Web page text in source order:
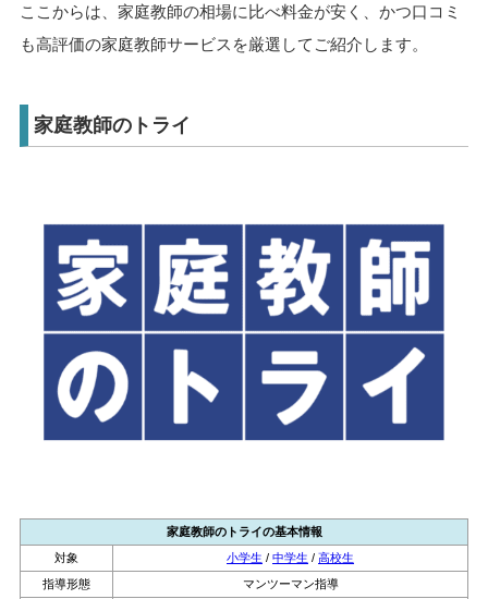
ここからは、家庭教師の相場に比べ料金が安く、かつ口コミ
も高評価の家庭教師サービスを厳選してご紹介します。
家庭教師のトライ
家庭教師のトライの基本情報
対象
小学生 / 中学生 / 高校生
指導形態
マンツーマン指導